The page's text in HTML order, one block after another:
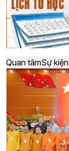
Quan tâmSự kiện